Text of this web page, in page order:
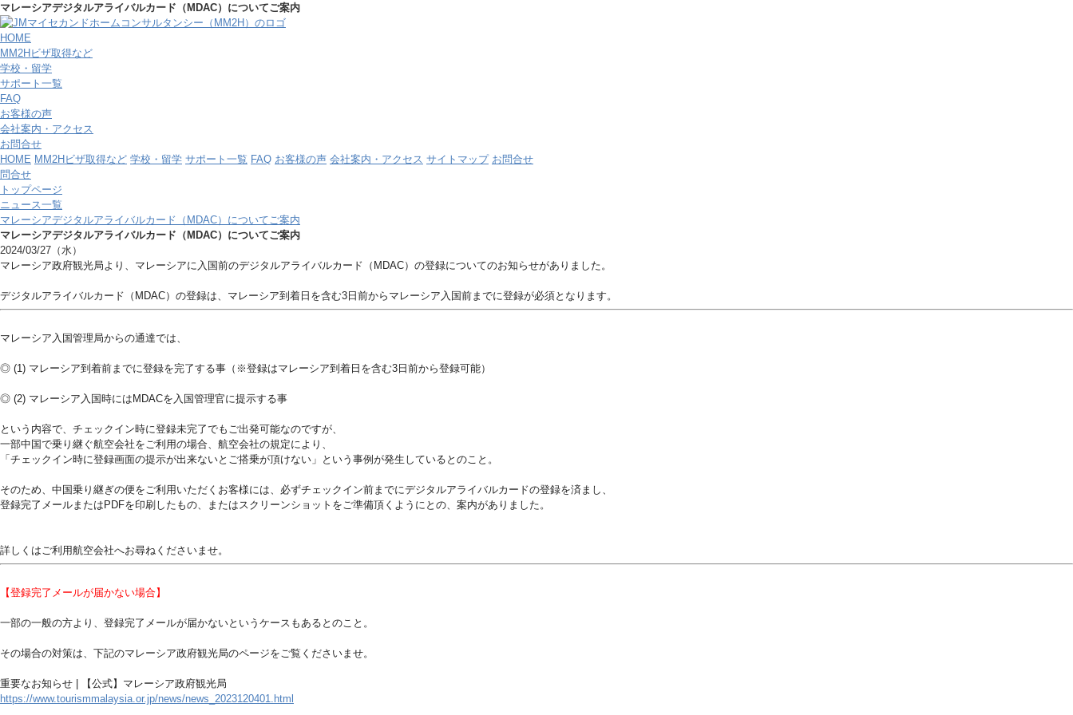
マレーシアデジタルアライバルカード（MDAC）についてご案内
HOME
MM2Hビザ取得など
学校・留学
サポート一覧
FAQ
お客様の声
会社案内・アクセス
お問合せ
HOME MM2Hビザ取得など 学校・留学 サポート一覧 FAQ お客様の声 会社案内・アクセス サイトマップ お問合せ
問合せ
トップページ
ニュース一覧
マレーシアデジタルアライバルカード（MDAC）についてご案内
マレーシアデジタルアライバルカード（MDAC）についてご案内
2024/03/27（水）
マレーシア政府観光局より、マレーシアに入国前のデジタルアライバルカード（MDAC）の登録についてのお知らせがありました。
デジタルアライバルカード（MDAC）の登録は、マレーシア到着日を含む3日前からマレーシア入国前までに登録が必須となります。
マレーシア入国管理局からの通達では、
◎ (1) マレーシア到着前までに登録を完了する事（※登録はマレーシア到着日を含む3日前から登録可能）
◎ (2) マレーシア入国時にはMDACを入国管理官に提示する事
という内容で、チェックイン時に登録未完了でもご出発可能なのですが、
一部中国で乗り継ぐ航空会社をご利用の場合、航空会社の規定により、
「チェックイン時に登録画面の提示が出来ないとご搭乗が頂けない」という事例が発生しているとのこと。
そのため、中国乗り継ぎの便をご利用いただくお客様には、必ずチェックイン前までにデジタルアライバルカードの登録を済まし、
登録完了メールまたはPDFを印刷したもの、またはスクリーンショットをご準備頂くようにとの、案内がありました。
詳しくはご利用航空会社へお尋ねくださいませ。
【登録完了メールが届かない場合】
一部の一般の方より、登録完了メールが届かないというケースもあるとのこと。
その場合の対策は、下記のマレーシア政府観光局のページをご覧くださいませ。
重要なお知らせ | 【公式】マレーシア政府観光局
https://www.tourismmalaysia.or.jp/news/news_2023120401.html